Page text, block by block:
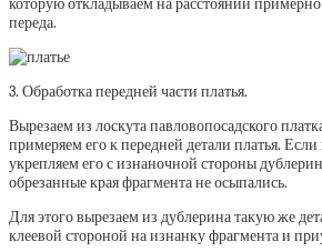
которую откладываем на расстоянии
переда.
3. Обработка передней части платья.
Вырезаем из лоскута павловопосадского
примеряем его к передней детали платья. Если
укрепляем его с изнаночной стороны
обрезанные края фрагмента не осыпались.
Для этого вырезаем из дублерина такую же
клеевой стороной на изнанку фрагмента и